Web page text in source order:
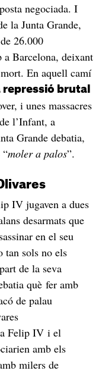
negociada. I
la Junta Grande,
26.000
a Barcelona, deixant
En aquell camí
repressió brutal
i unes massacres
l’Infant, a
Grande debatia,
“moler a palos”.
IV jugaven a dues
desarmats que
en el seu
tan sols no els
de la seva
què fer amb
de palau
Felip IV i el
amb els
milers de